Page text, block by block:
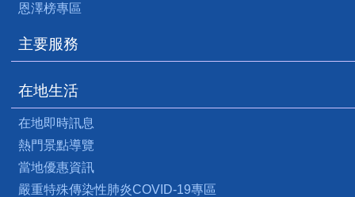
恩澤榜專區
主要服務
在地生活
在地即時訊息
熱門景點導覽
當地優惠資訊
嚴重特殊傳染性肺炎COVID-19專區